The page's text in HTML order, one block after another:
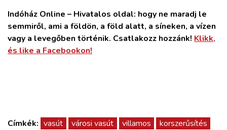
Indóház Online – Hivatalos oldal: hogy ne maradj le
semmiről, ami a földön, a föld alatt, a síneken, a vízen
vagy a levegőben történik. Csatlakozz hozzánk! Klikk,
és like a Facebookon!
Címkék: vasút városi vasút villamos
korszerűsítés